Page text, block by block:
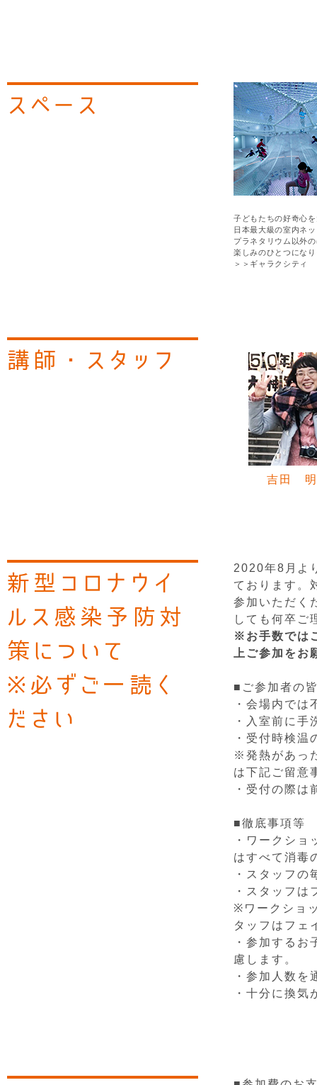
スペース
子どもたちの好奇心
日本最大級の室内ネ
プラネタリウム以外
楽しみのひとつにな
＞＞ ギャラクシティ
講師・スタッフ
吉田 明
新型コロナウイ
ルス感染予防対
策について
※必ずご一読く
ださい
2020年8月よ
ております。
参加いただく
しても何卒ご
※お手数では
上ご参加をお
■ご参加者の
・会場内で
・入室前に手
・受付時検温
※発熱があっ
は下記ご留意
・受付の際
■徹底事項等
・ワークシ
はすべて消毒
・スタッフの
・スタッフは
※ワークショ
タッフはフェ
・参加する
慮します。
・参加人数を
・十分に換